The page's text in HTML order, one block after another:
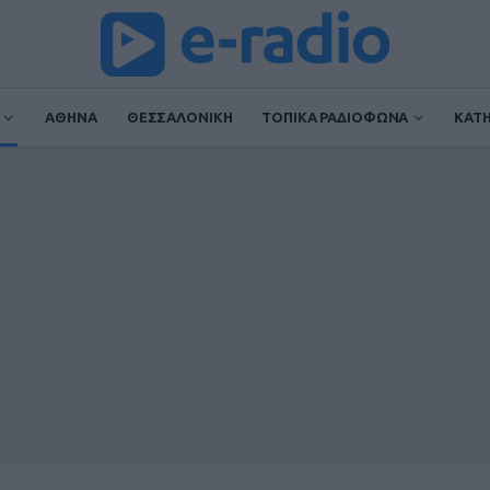
ΑΘΗΝΑ ΘΕΣΣΑΛΟΝΙΚΗ ΤΟΠΙΚΑ ΡΑΔΙΟΦΩΝΑ